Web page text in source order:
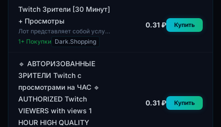
предоставлению зрит...
Twitch Зрители [30 Минут]
+ Просмотры
Лот представляет собой услугу
по предоставлению зрителей
на платформе Twitch на срок
себя п...
1+ Покупки Dark.Shopping
0.31 ₽ Купить
🔹 АВТОРИЗОВАННЫЕ
ЗРИТЕЛИ Twitch с
просмотрами на ЧАС 🔹
AUTHORIZED Twitch
VIEWERS with views 1
HOUR HIGH QUALITY
0.31 ₽ Купить